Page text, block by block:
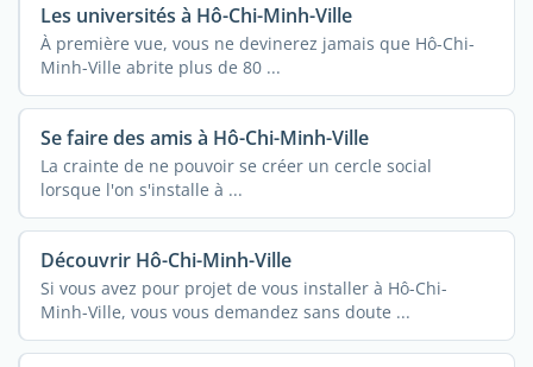
Les universités à Hô-Chi-Minh-Ville
À première vue, vous ne devinerez jamais que Hô-Chi-
Minh-Ville abrite plus de 80 ...
Se faire des amis à Hô-Chi-Minh-Ville
La crainte de ne pouvoir se créer un cercle social
lorsque l'on s'installe à ...
Découvrir Hô-Chi-Minh-Ville
Si vous avez pour projet de vous installer à Hô-Chi-
Minh-Ville, vous vous demandez sans doute ...